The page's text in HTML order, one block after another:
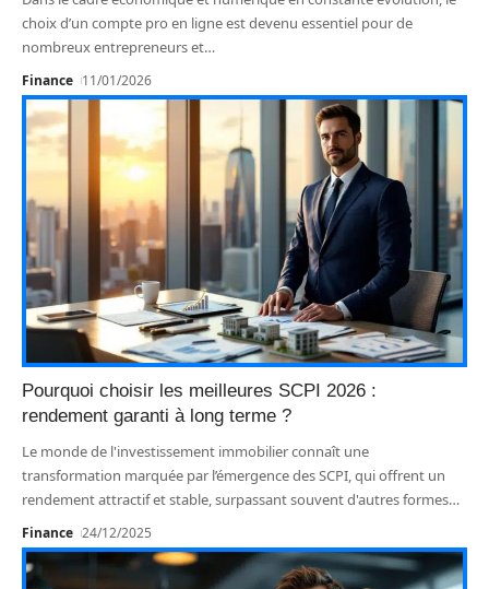
choix d’un compte pro en ligne est devenu essentiel pour de
nombreux entrepreneurs et…
Finance 11/01/2026
Pourquoi choisir les meilleures SCPI 2026 :
rendement garanti à long terme ?
Le monde de l'investissement immobilier connaît une
transformation marquée par l’émergence des SCPI, qui offrent un
rendement attractif et stable, surpassant souvent d'autres formes…
Finance 24/12/2025